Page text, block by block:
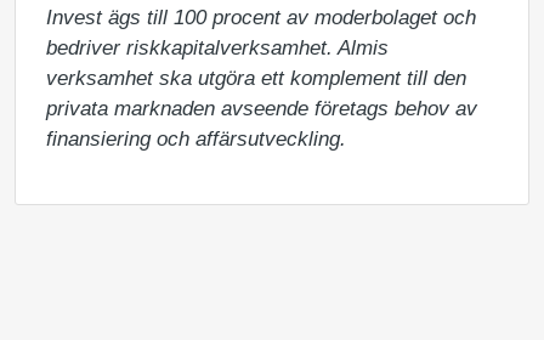
Invest ägs till 100 procent av moderbolaget och
bedriver riskkapitalverksamhet. Almis
verksamhet ska utgöra ett komplement till den
privata marknaden avseende företags behov av
finansiering och affärsutveckling.